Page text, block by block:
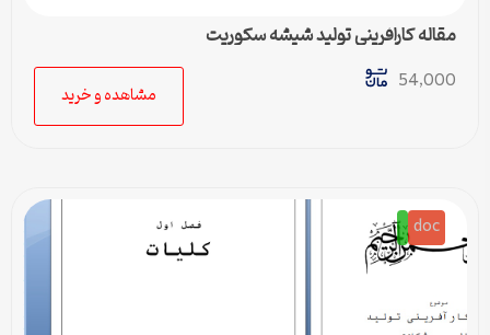
مقاله کارافرینی تولید شیشه سکوریت
54,000
مشاهده و خرید
doc